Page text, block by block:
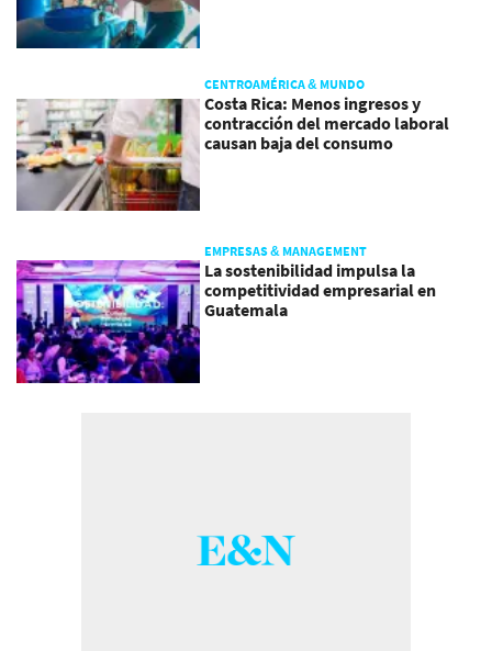
CENTROAMÉRICA & MUNDO
Costa Rica: Menos ingresos y
contracción del mercado laboral
causan baja del consumo
EMPRESAS & MANAGEMENT
La sostenibilidad impulsa la
competitividad empresarial en
Guatemala